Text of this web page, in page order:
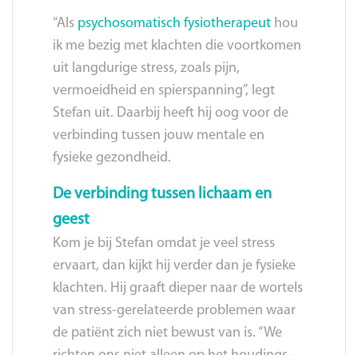
“Als psychosomatisch fysiotherapeut hou
ik me bezig met klachten die voortkomen
uit langdurige stress, zoals pijn,
vermoeidheid en spierspanning”, legt
Stefan uit. Daarbij heeft hij oog voor de
verbinding tussen jouw mentale en
fysieke gezondheid.
De verbinding tussen lichaam en
geest
Kom je bij Stefan omdat je veel stress
ervaart, dan kijkt hij verder dan je fysieke
klachten. Hij graaft dieper naar de wortels
van stress-gerelateerde problemen waar
de patiënt zich niet bewust van is. “We